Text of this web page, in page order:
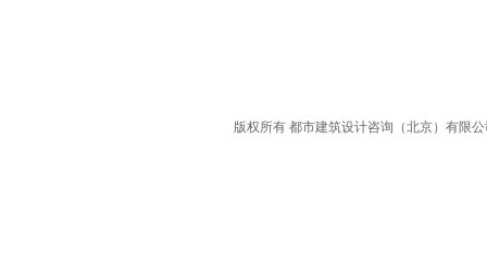
版权所有 都市建筑设计咨询（北京）有限